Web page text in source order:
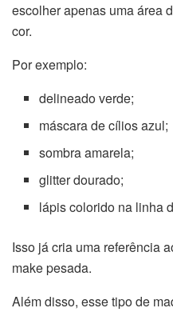
escolher apenas uma área
cor.
Por exemplo:
delineado verde;
máscara de cílios azul;
sombra amarela;
glitter dourado;
lápis colorido na linha
Isso já cria uma referência
make pesada.
Além disso, esse tipo de